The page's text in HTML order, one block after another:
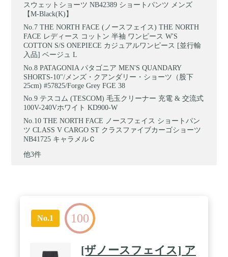
スウェットショーツ NB42389 ショートパンツ メンズ
【M-Black(K)】
THE NORTH FACE (ノースフェイス) THE NORTH
FACE レディース コットン 半袖 ワンピース W'S
COTTON S/S ONEPIECE カジュアルワンピース [並行輸
入品] ベージュ L
PATAGONIA パタゴニア MEN'S QUANDARY
SHORTS-10"/メンズ・クアンダリー・ショーツ（股下
25cm) #57825/Forge Grey FGE 38
テスコム (TESCOM) 毛玉クリーナー 充電 & 交流式
100V-240Vホワイト KD900-W
THE NORTH FACE ノースフェイス ショートパン
ツ CLASS V CARGO ST クラスファイブカーゴショーツ
NB41725 キャラメルＣ
他3件
No.1 100
[ザノースフェイス] ア